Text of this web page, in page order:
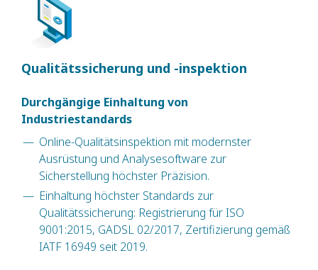
Qualitätssicherung und -inspektion
Durchgängige Einhaltung von
Industriestandards
Online-Qualitätsinspektion mit modernster
Ausrüstung und Analysesoftware zur
Sicherstellung höchster Präzision.
Einhaltung höchster Standards zur
Qualitätssicherung: Registrierung für ISO
9001:2015, GADSL 02/2017, Zertifizierung gemäß
IATF 16949 seit 2019.